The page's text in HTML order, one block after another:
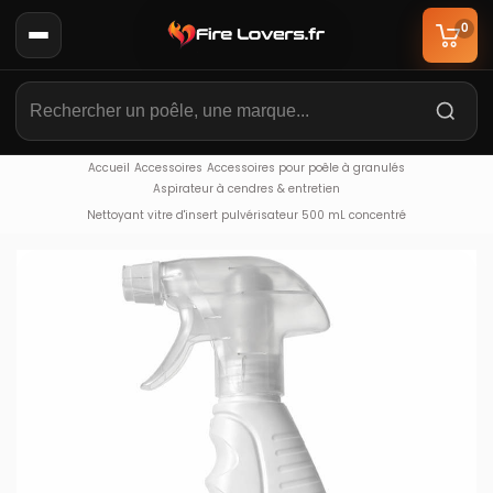
0
Accueil Accessoires Accessoires pour poêle à granulés
Aspirateur à cendres & entretien
Nettoyant vitre d'insert pulvérisateur 500 mL concentré